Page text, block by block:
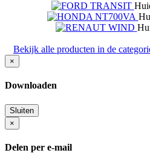
Bekijk alle producten in de
×
Downloaden
Sluiten
×
Delen per e-mail